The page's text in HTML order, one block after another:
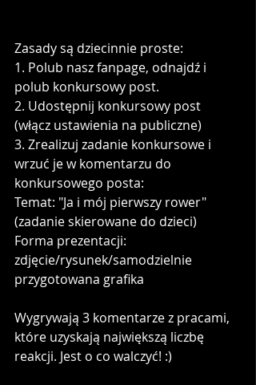
Zasady są dziecinnie proste:
1. Polub nasz fanpage, odnajdź i
polub konkursowy post.
2. Udostępnij konkursowy post
(włącz ustawienia na publiczne)
3. Zrealizuj zadanie konkursowe i
wrzuć je w komentarzu do
konkursowego posta:
Temat: "Ja i mój pierwszy rower"
(zadanie skierowane do dzieci)
Forma prezentacji:
zdjęcie/rysunek/samodzielnie
przygotowana grafika
Wygrywają 3 komentarze z pracami,
które uzyskają największą liczbę
reakcji. Jest o co walczyć! :)